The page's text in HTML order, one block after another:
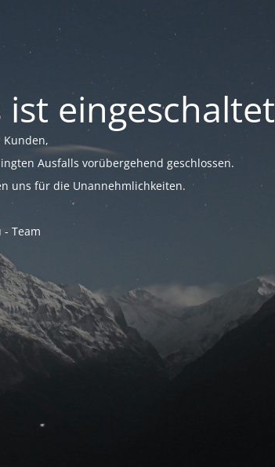
eingeschaltet
Kunden,
Ausfalls vorübergehend geschlossen.
uns für die Unannehmlichkeiten.
Team